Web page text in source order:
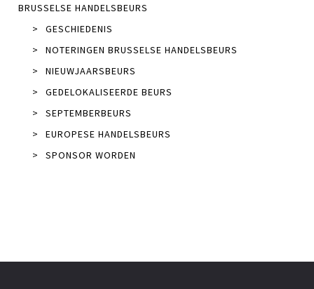
BRUSSELSE HANDELSBEURS
>
GESCHIEDENIS
>
NOTERINGEN BRUSSELSE HANDELSBEURS
>
NIEUWJAARSBEURS
>
GEDELOKALISEERDE BEURS
>
SEPTEMBERBEURS
>
EUROPESE HANDELSBEURS
>
SPONSOR WORDEN